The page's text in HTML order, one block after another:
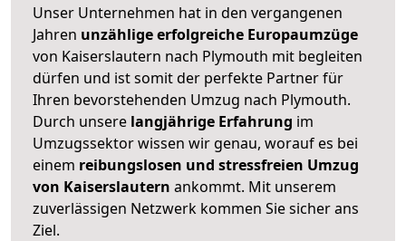
Unser Unternehmen hat in den vergangenen
Jahren unzählige erfolgreiche Europaumzüge
von Kaiserslautern nach Plymouth mit begleiten
dürfen und ist somit der perfekte Partner für
Ihren bevorstehenden Umzug nach Plymouth.
Durch unsere langjährige Erfahrung im
Umzugssektor wissen wir genau, worauf es bei
einem reibungslosen und stressfreien Umzug
von Kaiserslautern ankommt. Mit unserem
zuverlässigen Netzwerk kommen Sie sicher ans
Ziel.